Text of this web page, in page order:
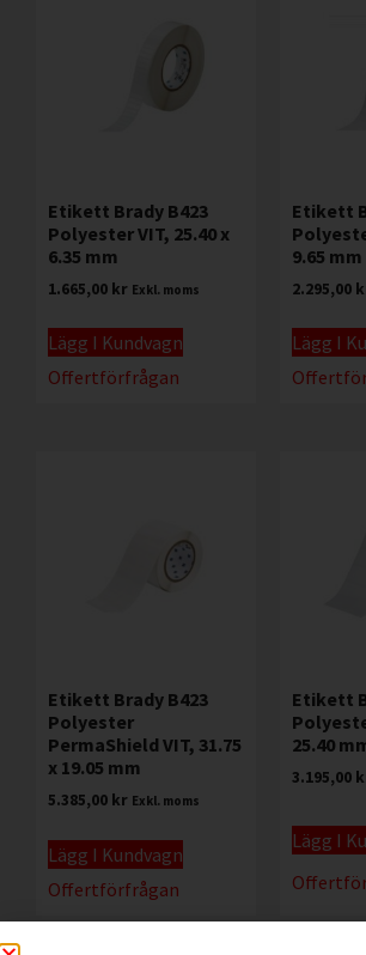
Etikett Brady B423
Polyester VIT, 25.40 x
6.35 mm
1.665,00 kr Exkl. moms
Lägg I Kundvagn
Offertförfrågan
Etikett
9.65 mm
2.295,00
Lägg I
Etikett Brady B423
Polyester
PermaShield VIT, 31.75
x 19.05 mm
5.385,00 kr Exkl. moms
Lägg I Kundvagn
Offertförfrågan
Etikett
25.40
3.195,00
Lägg I